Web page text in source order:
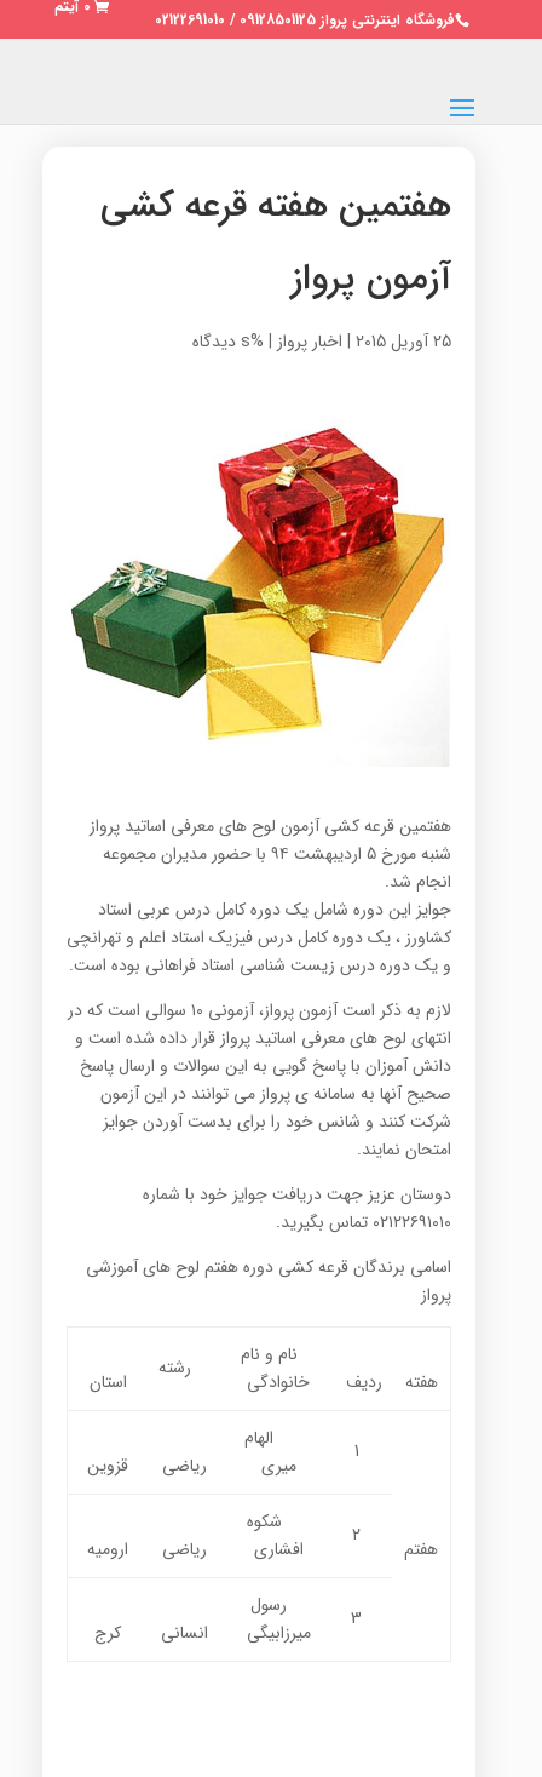
فروشگاه اینترنتی پرواز 09128501125 / 02122691010
0 آیتم
هفتمین هفته قرعه کشی
آزمون پرواز
25 آوریل 2015 | اخبار پرواز | %s دیدگاه
هفتمین قرعه کشی آزمون لوح های معرفی اساتید پرواز
شنبه مورخ 5 اردیبهشت ۹۴ با حضور مدیران مجموعه
انجام شد.
جوایز این دوره شامل یک دوره کامل درس عربی استاد
کشاورز ، یک دوره کامل درس فیزیک استاد اعلم و تهرانچی
و یک دوره درس زیست شناسی استاد فراهانی بوده است.
لازم به ذکر است آزمون پرواز، آزمونی ۱۰ سوالی است که در
انتهای لوح های معرفی اساتید پرواز قرار داده شده است و
دانش آموزان با پاسخ گویی به این سوالات و ارسال پاسخ
صحیح آنها به سامانه ی پرواز می توانند در این آزمون
شرکت کنند و شانس خود را برای بدست آوردن جوایز
امتحان نمایند.
دوستان عزیز جهت دریافت جوایز خود با شماره
۰۲۱۲۲۶۹۱۰۱۰ تماس بگیرید.
اسامی برندگان قرعه کشی دوره هفتم لوح های آموزشی
پرواز
هفته ردیف
نام و نام
خانوادگی
رشته
استان
هفتم
الهام
میری
ریاضی قزوین
شکوه
افشاری
ریاضی ارومیه
رسول
میرزابیگی
انسانی کرج